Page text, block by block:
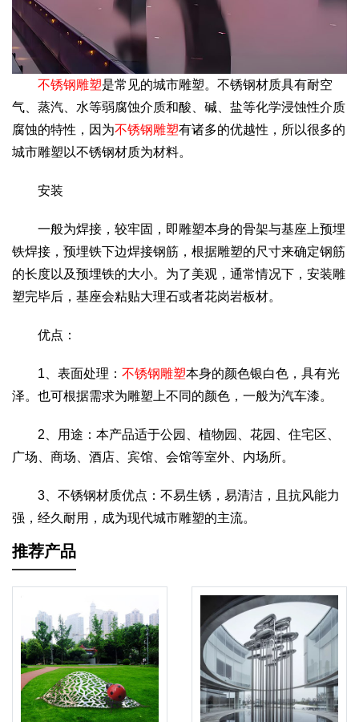
不锈钢雕塑是常见的城市雕塑。不锈钢材质具有耐空
气、蒸汽、水等弱腐蚀介质和酸、碱、盐等化学浸蚀性介质
腐蚀的特性，因为不锈钢雕塑有诸多的优越性，所以很多的
城市雕塑以不锈钢材质为材料。
安装
一般为焊接，较牢固，即雕塑本身的骨架与基座上预埋
铁焊接，预埋铁下边焊接钢筋，根据雕塑的尺寸来确定钢筋
的长度以及预埋铁的大小。为了美观，通常情况下，安装雕
塑完毕后，基座会粘贴大理石或者花岗岩板材。
优点：
1、表面处理： 不锈钢雕塑本身的颜色银白色，具有光
泽。也可根据需求为雕塑上不同的颜色，一般为汽车漆。
2、用途：本产品适于公园、植物园、花园、住宅区、
广场、商场、酒店、宾馆、会馆等室外、内场所。
3、不锈钢材质优点：不易生锈，易清洁，且抗风能力
强，经久耐用，成为现代城市雕塑的主流。
推荐产品